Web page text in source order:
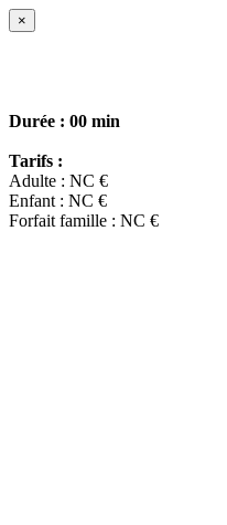
×
Durée : 00 min
Tarifs :
Adulte : NC €
Enfant : NC €
Forfait famille : NC €